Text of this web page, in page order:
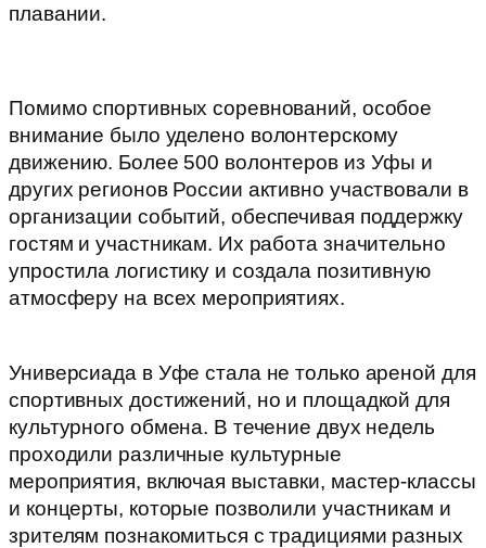
плавании.
Помимо спортивных соревнований, особое
внимание было уделено волонтерскому
движению. Более 500 волонтеров из Уфы и
других регионов России активно участвовали в
организации событий, обеспечивая поддержку
гостям и участникам. Их работа значительно
упростила логистику и создала позитивную
атмосферу на всех мероприятиях.
Универсиада в Уфе стала не только ареной для
спортивных достижений, но и площадкой для
культурного обмена. В течение двух недель
проходили различные культурные
мероприятия, включая выставки, мастер-классы
и концерты, которые позволили участникам и
зрителям познакомиться с традициями разных